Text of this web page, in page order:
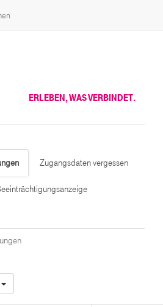
ERLEBEN, WAS VERBINDET.
Zugangsdaten vergessen